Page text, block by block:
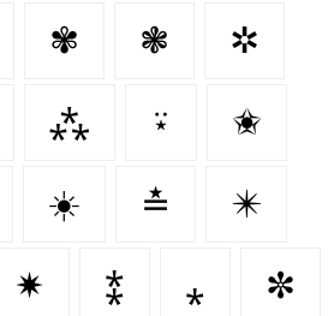
✾ ❃ ✲
⁂ ⍣ ✬
☀️ ≛ ✴️
✷ ⁑ ⁎ ✼